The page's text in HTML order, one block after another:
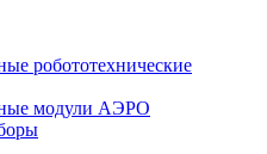
робототехнические
модули АЭРО